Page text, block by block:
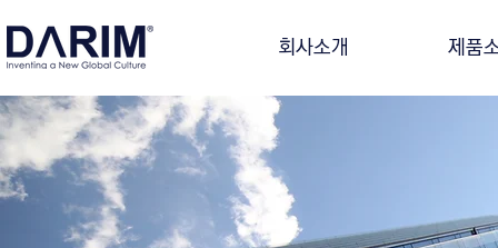
회사소개 제품